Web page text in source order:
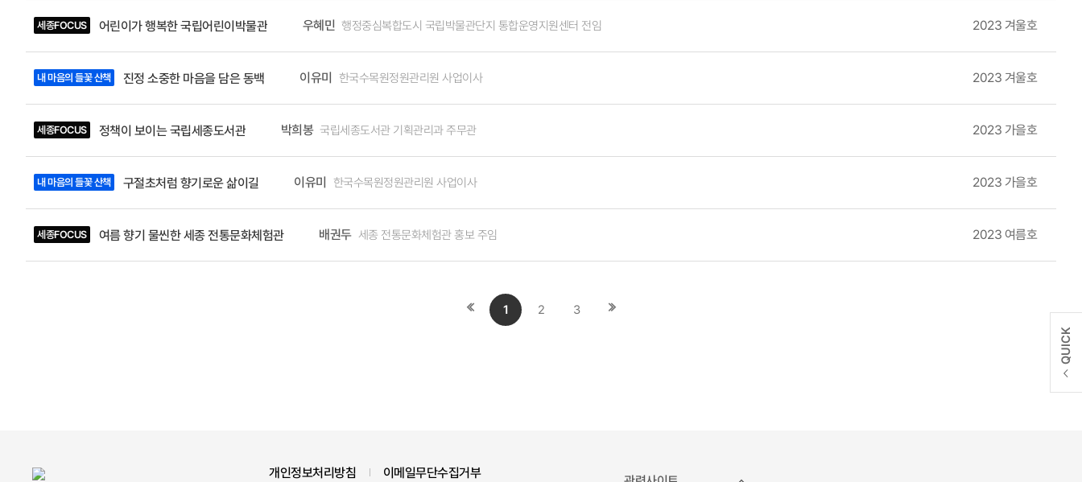
QUICK
세종FOCUS 어린이가 행복한 국립어린이박물관 우혜민 행정중심복합도시 국립박물관단지 통합운영지원센터 전임 2023 겨울호
내 마음의 들꽃 산책 진정 소중한 마음을 담은 동백 이유미 한국수목원정원관리원 사업이사 2023 겨울호
세종FOCUS 정책이 보이는 국립세종도서관 박희봉 국립세종도서관 기획관리과 주무관 2023 가을호
내 마음의 들꽃 산책 구절초처럼 향기로운 삶이길 이유미 한국수목원정원관리원 사업이사 2023 가을호
세종FOCUS 여름 향기 물씬한 세종 전통문화체험관 배권두 세종 전통문화체험관 홍보 주임 2023 여름호
첫
1 2 3
끝
개인정보처리방침 이메일무단수집거부